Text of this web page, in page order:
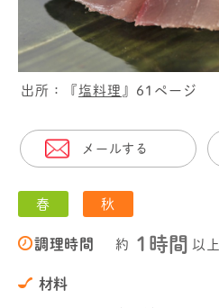
出所：『塩料理 』61ページ
メールする
春 秋
調理時間 約 1時間 以上
材料